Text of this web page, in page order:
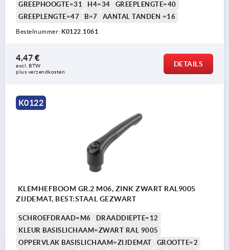
GREEPHOOGTE=31
H4=34
GREEPLENGTE=40
GREEPLENGTE=47
B=7 AANTAL TANDEN =16
Bestelnummer: K0122.1061
4,47 €
excl. BTW
plus verzendkosten
DETAILS
K0122
KLEMHEFBOOM GR.2 M06, ZINK ZWART RAL9005
ZIJDEMAT, BEST:STAAL GEZWART
SCHROEFDRAAD=M6
DRAADDIEPTE=12
KLEUR BASISLICHAAM=ZWART RAL 9005
OPPERVLAK BASISLICHAAM=ZIJDEMAT
GROOTTE=2